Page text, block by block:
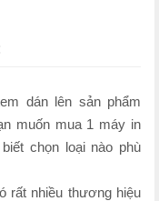
dán lên sản phẩm
muốn mua 1 máy in
chọn loại nào phù
rất nhiều thương hiệu